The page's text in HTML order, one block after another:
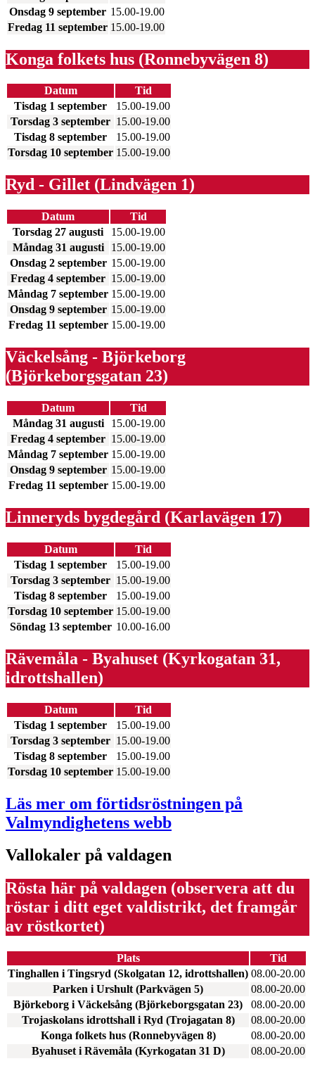
Onsdag 9 september 15.00-19.00
Fredag 11 september 15.00-19.00
Konga folkets hus (Ronnebyvägen 8)
Datum
Tid
Tisdag 1 september
15.00-19.00
Torsdag 3 september 15.00-19.00
Tisdag 8 september
15.00-19.00
Torsdag 10 september 15.00-19.00
Ryd - Gillet (Lindvägen 1)
Datum
Tid
Torsdag 27 augusti
15.00-19.00
Måndag 31 augusti
15.00-19.00
Onsdag 2 september 15.00-19.00
Fredag 4 september 15.00-19.00
Måndag 7 september 15.00-19.00
Onsdag 9 september 15.00-19.00
Fredag 11 september 15.00-19.00
Väckelsång - Björkeborg
(Björkeborgsgatan 23)
Datum
Tid
Måndag 31 augusti
15.00-19.00
Fredag 4 september 15.00-19.00
Måndag 7 september 15.00-19.00
Onsdag 9 september 15.00-19.00
Fredag 11 september 15.00-19.00
Linneryds bygdegård (Karlavägen 17)
Datum
Tid
Tisdag 1 september
15.00-19.00
Torsdag 3 september 15.00-19.00
Tisdag 8 september
15.00-19.00
Torsdag 10 september 15.00-19.00
Söndag 13 september 10.00-16.00
Rävemåla - Byahuset (Kyrkogatan 31,
idrottshallen)
Datum
Tid
Tisdag 1 september
15.00-19.00
Torsdag 3 september 15.00-19.00
Tisdag 8 september
15.00-19.00
Torsdag 10 september 15.00-19.00
Läs mer om förtidsröstningen på
Valmyndighetens webb
Vallokaler på valdagen
Rösta här på valdagen (observera att du
röstar i ditt eget valdistrikt, det framgår
av röstkortet)
Plats
Tid
Tinghallen i Tingsryd (Skolgatan 12, idrottshallen) 08.00-20.00
Parken i Urshult (Parkvägen 5)
08.00-20.00
Björkeborg i Väckelsång (Björkeborgsgatan 23)
08.00-20.00
Trojaskolans idrottshall i Ryd (Trojagatan 8)
08.00-20.00
Konga folkets hus (Ronnebyvägen 8)
08.00-20.00
Byahuset i Rävemåla (Kyrkogatan 31 D)
08.00-20.00